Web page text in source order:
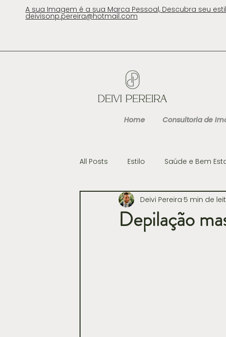
A sua Imagem é a sua Marca Pessoal, Descubra seu
deivisonp.pereira@hotmail.com
Home Consultoria de
All Posts Estilo Saúde e Bem
Cultura Gastronomia e
Depilação
Deivi Pereira 5 min de